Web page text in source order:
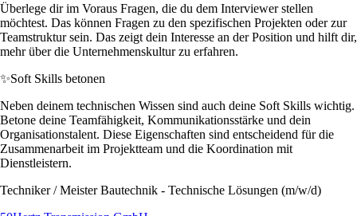
Überlege dir im Voraus Fragen, die du dem Interviewer stellen
möchtest. Das können Fragen zu den spezifischen Projekten oder zur
Teamstruktur sein. Das zeigt dein Interesse an der Position und hilft dir,
mehr über die Unternehmenskultur zu erfahren.
✨Soft Skills betonen
Neben deinem technischen Wissen sind auch deine Soft Skills wichtig.
Betone deine Teamfähigkeit, Kommunikationsstärke und dein
Organisationstalent. Diese Eigenschaften sind entscheidend für die
Zusammenarbeit im Projektteam und die Koordination mit
Dienstleistern.
Techniker / Meister Bautechnik - Technische Lösungen (m/w/d)